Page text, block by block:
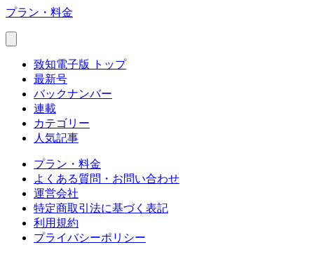
プラン・料金
致知電子版 トップ
最新号
バックナンバー
連載
カテゴリー
人気記事
プラン・料金
よくある質問・お問い合わせ
運営会社
特定商取引法に基づく表記
利用規約
プライバシーポリシー